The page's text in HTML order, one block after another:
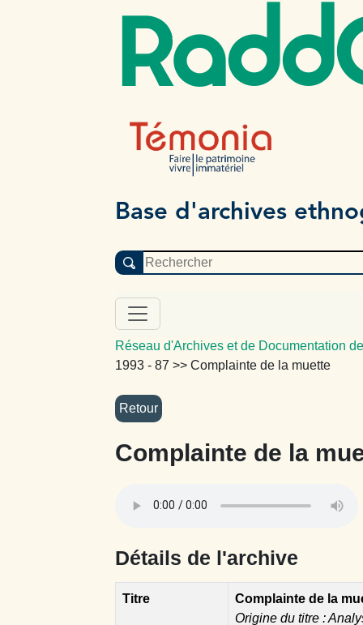
Base d'archives
Réseau d'Archives et de Documentation
1993 - 87 >> Complainte de la muette
Complainte de la
Détails de l'archive
Titre
Complainte de la
Origine du titre :